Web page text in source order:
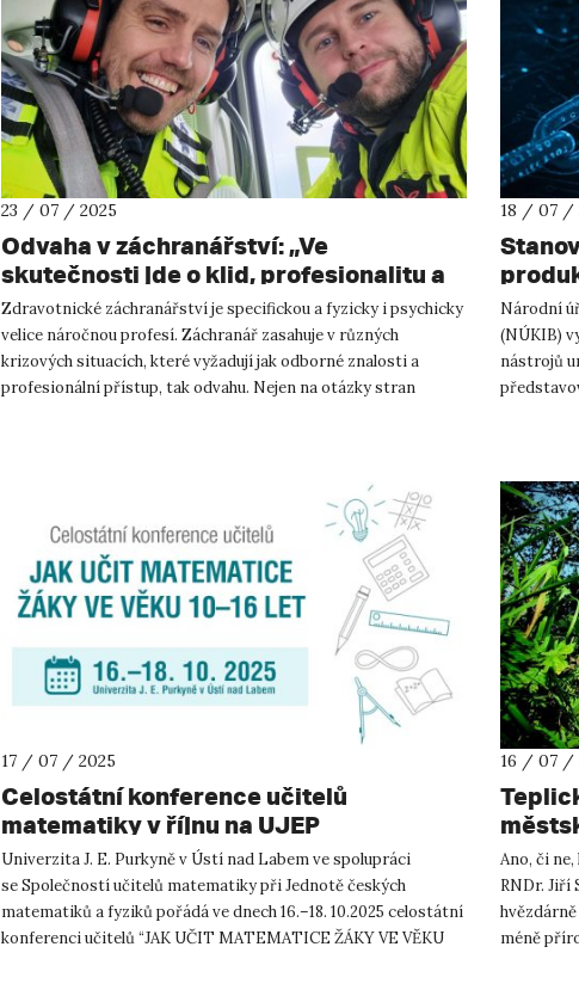
23 / 07 / 2025
Odvaha v záchranářství: „Ve
skutečnosti jde o klid, profesionalitu a
schopnost jednat efektivně pod
tlakem.“
Zdravotnické záchranářství je specifickou a fyzicky i psychicky
velice náročnou profesí. Záchranář zasahuje v různých
krizových situacích, které vyžadují jak odborné znalosti a
profesionální přístup, tak odvahu. Nejen na otázky stran
18 / 07 /
Národní
(NÚKIB)
nástrojů
17 / 07 / 2025
Celostátní konference učitelů
matematiky v říjnu na UJEP
Univerzita J. E. Purkyně v Ústí nad Labem ve spolupráci
se Společností učitelů matematiky při Jednotě českých
matematiků a fyziků pořádá ve dnech 16.–18. 10.2025 celostátní
konferenci učitelů “JAK UČIT MATEMATICE ŽÁKY VE VĚKU
16 / 07 /
Ano, či
RNDr. Jiří
méně